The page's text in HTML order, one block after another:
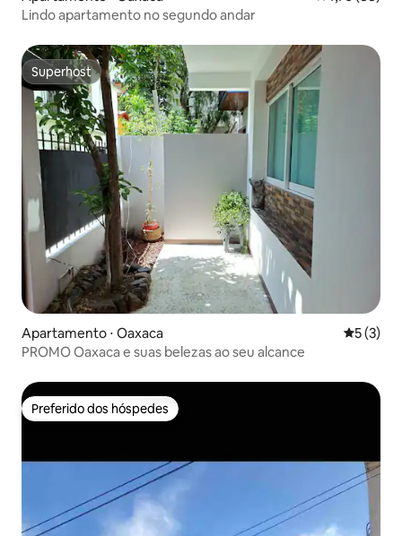
Lindo apartamento no segundo andar
Superhost
Superhost
Apartamento ⋅ Oaxaca 5 de
5 (3)
PROMO Oaxaca e suas belezas ao seu alcance
Preferido dos hóspedes
Preferido dos hóspedes